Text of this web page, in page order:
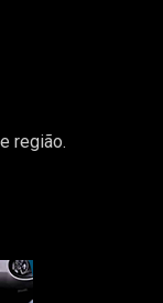
região.